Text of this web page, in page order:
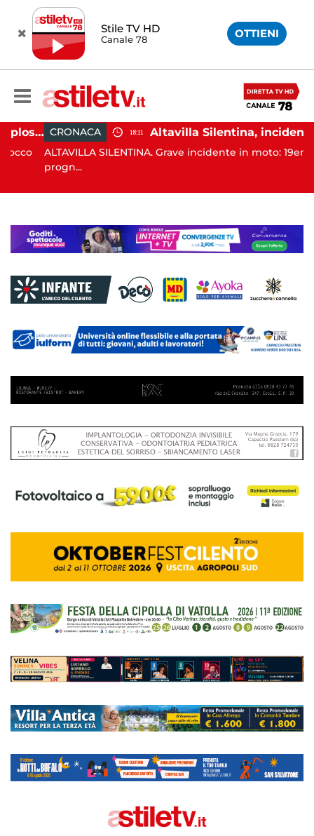
Stile TV HD
Canale 78 OTTIENI
Salerno, colpi di pistola esplosi a Pastena: paura tra i residenti CRONACA 18:11 Altavilla Silentina, incidente in moto nella notte: 19enne in prognosi riservata
ALTAVILLA SILENTINA. Grave incidente in moto: 19enne in
progn...